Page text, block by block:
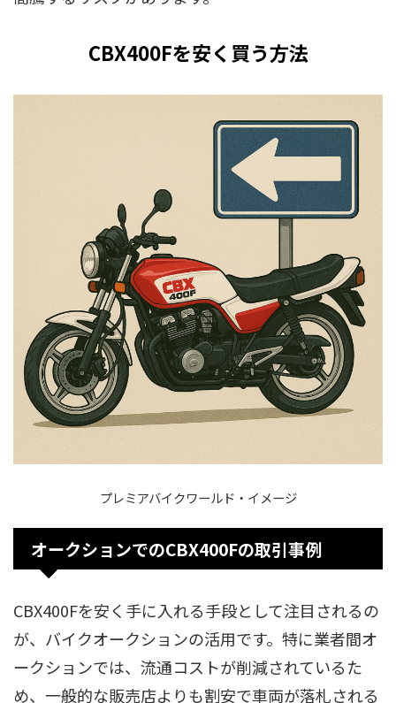
CBX400Fを安く買う方法
プレミアバイクワールド・イメージ
オークションでのCBX400Fの取引事例
CBX400Fを安く手に入れる手段として注目されるの
が、バイクオークションの活用です。特に業者間オ
ークションでは、流通コストが削減されているた
め、一般的な販売店よりも割安で車両が落札される